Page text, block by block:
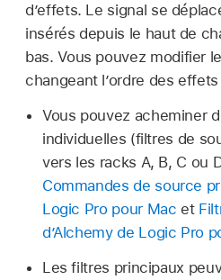
d’effets. Le signal se
insérés depuis le haut de
bas. Vous pouvez modifier
changeant l’ordre des
Vous pouvez acheminer
individuelles (filtres de
vers les racks A, B, C ou
Commandes de source
Logic Pro pour Mac et
d’Alchemy de Logic Pro
Les filtres principaux